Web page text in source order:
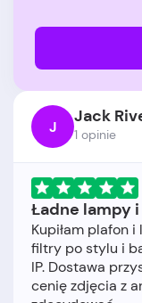
J Jack
1 opinie
Ładne lampy
Kupiłam plafon
filtry po stylu i
IP. Dostawa
cenię zdjęcia z